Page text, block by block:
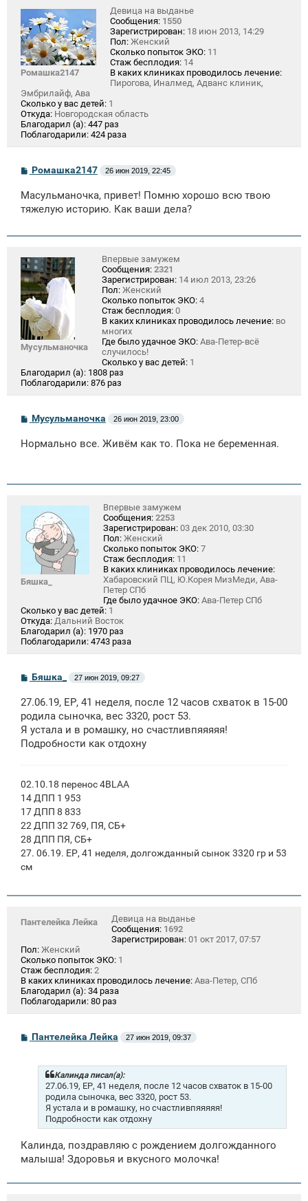
Ромашка2147
Девица на выданье
Сообщения: 1550
Зарегистрирован: 18 июн 2013, 14:29
Пол: Женский
Сколько попыток ЭКО: 11
Стаж бесплодия: 14
В каких клиниках проводилось лечение:
Пирогова, Иналмед, Адванс клиник,
Эмбрилайф, Ава
Сколько у вас детей: 1
Откуда: Новгородская область
Благодарил (а): 447 раз
Поблагодарили: 424 раза
С
б
щ
и
Ромашка2147 26 июн 2019, 22:45
Масульманочка, привет! Помню хорошо всю твою
тяжелую историю. Как ваши дела?
Мусульманочка
Впервые замужем
Сообщения: 2321
Зарегистрирован: 14 июл 2013, 23:26
Пол: Женский
Сколько попыток ЭКО: 4
Стаж бесплодия: 0
В каких клиниках проводилось лечение: во
многих
Где было удачное ЭКО: Ава-Петер-всё
случилось!
Сколько у вас детей: 1
Благодарил (а): 1808 раз
Поблагодарили: 876 раз
С
б
и
Мусульманочка 26 июн 2019, 23:00
Нормально все. Живём как то. Пока не беременная.
Бяшка_
Впервые замужем
Сообщения: 2253
Зарегистрирован: 03 дек 2010, 03:30
Пол: Женский
Сколько попыток ЭКО: 7
Стаж бесплодия: 11
В каких клиниках проводилось лечение:
Хабаровский ПЦ, Ю.Корея МизМеди, Ава-
Петер СПб
Где было удачное ЭКО: Ава-Петер СПб
Сколько у вас детей: 1
Откуда: Дальний Восток
Благодарил (а): 1970 раз
Поблагодарили: 4743 раза
С
б
щ
е
н
и
Бяшка_ 27 июн 2019, 09:27
27.06.19, ЕР, 41 неделя, после 12 часов схваток в 15-00
родила сыночка, вес 3320, рост 53.
Я устала и в ромашку, но счастливпяяяяя!
Подробности как отдохну
02.10.18 перенос 4BLAA
14 ДПП 1 953
17 ДПП 8 833
22 ДПП 32 769, ПЯ, СБ+
28 ДПП ПЯ, СБ+
27. 06.19. ЕР, 41 неделя, долгожданный сынок 3320 гр и 53
см
Пантелейка Лейка
Девица на выданье
Сообщения: 1692
Зарегистрирован: 01 окт 2017, 07:57
Пол: Женский
Сколько попыток ЭКО: 1
Стаж бесплодия: 2
В каких клиниках проводилось лечение: Ава-Петер, СПб
Благодарил (а): 34 раза
Поблагодарили: 80 раз
СПантелейка Лейка 27 июн 2019, 09:37
Калинда писал(а):
27.06.19, ЕР, 41 неделя, после 12 часов схваток в 15-00
родила сыночка, вес 3320, рост 53.
Я устала и в ромашку, но счастливпяяяяя!
Подробности как отдохну
Калинда, поздравляю с рождением долгожданного
малыша! Здоровья и вкусного молочка!